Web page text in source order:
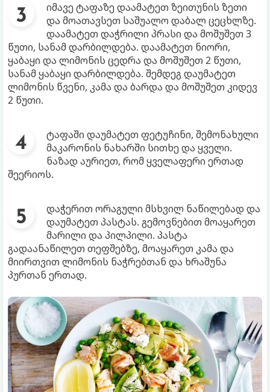
იმავე ტაფაზე დაამატეთ ზეითუნის ზეთი
და მოათავსეთ საშუალო დაბალ ცეცხლზე.
დაამატეთ დაჭრილი პრასი და მოშუშეთ 3
წუთი, სანამ დარბილდება. დაამატეთ ნიორი,
ყაბაყი და ლიმონის ცედრა და მოშუშეთ 2 წუთი,
სანამ ყაბაყი დარბილდება. შემდეგ დაუმატეთ
ლიმონის წვენი, კამა და ბარდა და მოშუშეთ კიდევ
2 წუთი.
ტაფაში დაუმატეთ ფეტუჩინი, შემონახული
მაკარონის ნახარში სითხე და ყველი.
ნაზად აურიეთ, რომ ყველაფერი ერთად
შეერიოს.
დაჭერით ორაგული მსხვილ ნაწილებად და
დაუმატეთ პასტას. გემოვნებით მოაყარეთ
მარილი და პილპილი. პასტა
გადაანაწილეთ თეფშებზე, მოაყარეთ კამა და
მიირთვით ლიმონის ნაჭრებთან და ხრაშუნა
პურთან ერთად.